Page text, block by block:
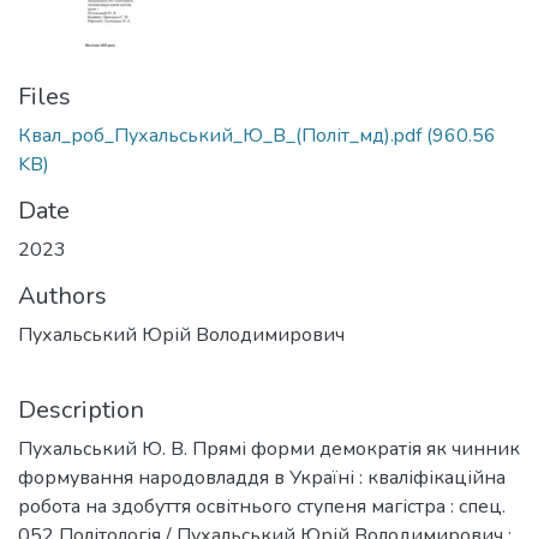
Files
Квал_роб_Пухальський_Ю_В_(Політ_мд).pdf(960.56
KB)
Date
2023
Authors
Пухальський Юрій Володимирович
Description
Пухальський Ю. В. Прямі форми демократія як чинник
формування народовладдя в Україні : кваліфікаційна
робота на здобуття освітнього ступеня магістра : спец.